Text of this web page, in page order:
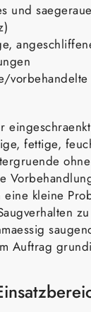
und
fettige,
ohne
kleine
Auftrag